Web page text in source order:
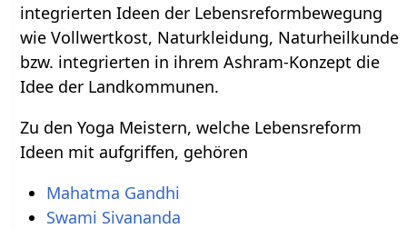
integrierten Ideen der Lebensreformbewegung
wie Vollwertkost, Naturkleidung, Naturheilkunde
bzw. integrierten in ihrem Ashram-Konzept die
Idee der Landkommunen.
Zu den Yoga Meistern, welche Lebensreform
Ideen mit aufgriffen, gehören
Mahatma Gandhi
Swami Sivananda